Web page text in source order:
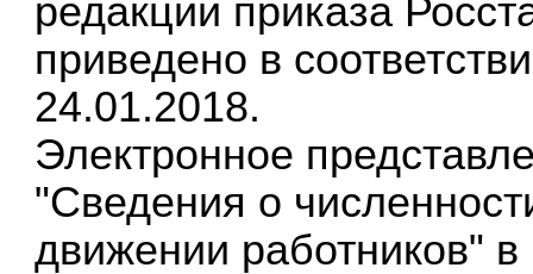
редакции приказа
приведено в
24.01.2018.
Электронное
"Сведения о
движении работников" в